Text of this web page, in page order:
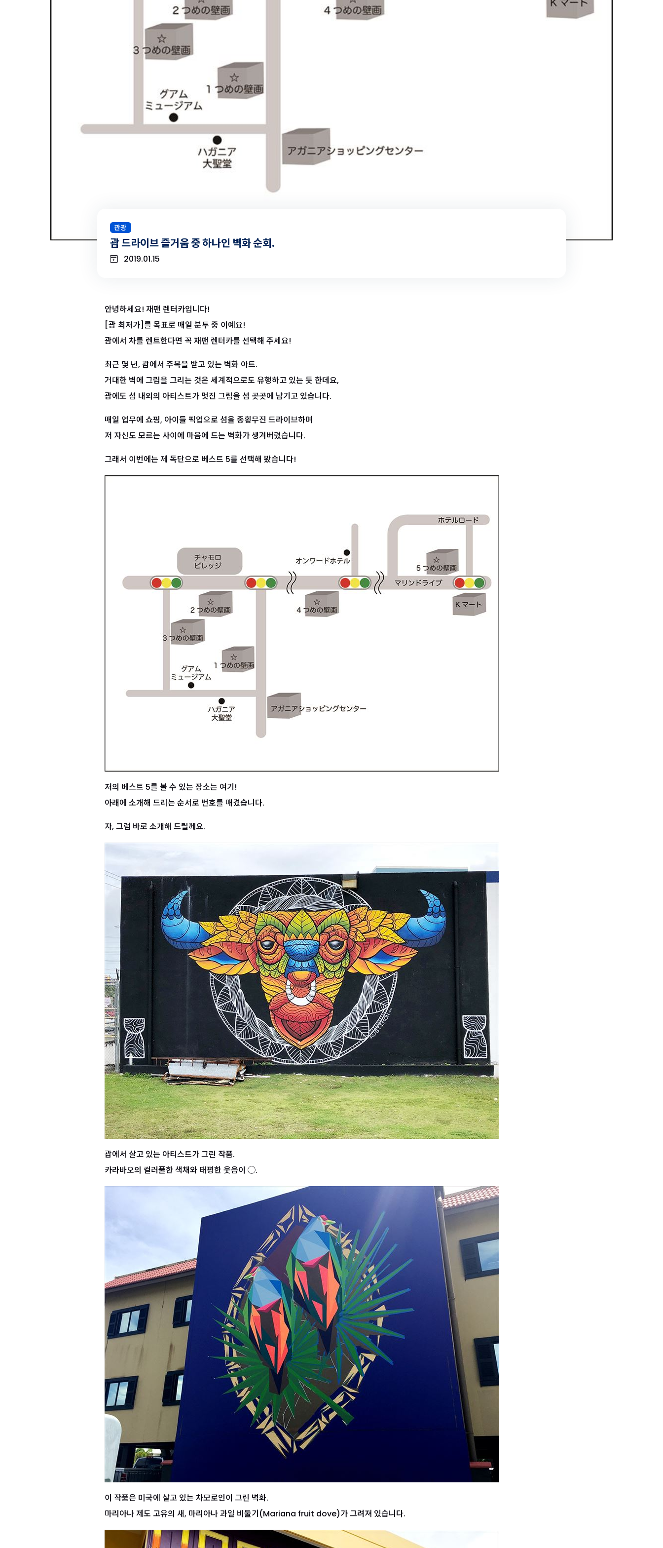
관광
괌 드라이브 즐거움 중 하나인 벽화 순회.
2019.01.15
안녕하세요! 재팬 렌터카입니다!
[괌 최저가]를 목표로 매일 분투 중 이예요!
괌에서 차를 렌트한다면 꼭 재팬 렌터카를 선택해 주세요!
최근 몇 년, 괌에서 주목을 받고 있는 벽화 아트.
거대한 벽에 그림을 그리는 것은 세계적으로도 유행하고 있는 듯 한데요,
괌에도 섬 내외의 아티스트가 멋진 그림을 섬 곳곳에 남기고 있습니다.
매일 업무에 쇼핑, 아이들 픽업으로 섬을 종횡무진 드라이브하며
저 자신도 모르는 사이에 마음에 드는 벽화가 생겨버렸습니다.
그래서 이번에는 제 독단으로 베스트 5를 선택해 봤습니다!
저의 베스트 5를 볼 수 있는 장소는 여기!
아래에 소개해 드리는 순서로 번호를 매겼습니다.
자, 그럼 바로 소개해 드릴께요.
괌에서 살고 있는 아티스트가 그린 작품.
카라바오의 컬러풀한 색채와 태평한 웃음이 ◯.
이 작품은 미국에 살고 있는 차모로인이 그린 벽화.
마리아나 제도 고유의 새, 마리아나 과일 비둘기(Mariana fruit dove)가 그려져 있습니다.